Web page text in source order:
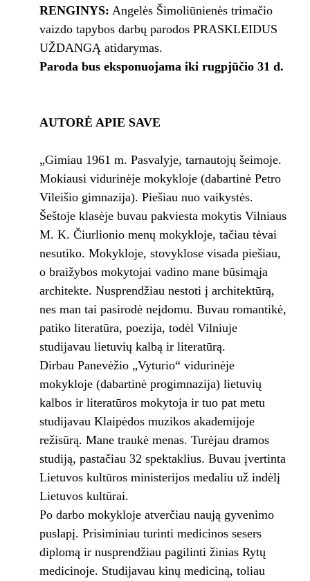
RENGINYS: Angelės Šimoliūnienės trimačio
vaizdo tapybos darbų parodos PRASKLEIDUS
UŽDANGĄ atidarymas.
Paroda bus eksponuojama iki rugpjūčio 31 d.
AUTORĖ APIE SAVE
„Gimiau 1961 m. Pasvalyje, tarnautojų šeimoje.
Mokiausi vidurinėje mokykloje (dabartinė Petro
Vileišio gimnazija). Piešiau nuo vaikystės.
Šeštoje klasėje buvau pakviesta mokytis Vilniaus
M. K. Čiurlionio menų mokykloje, tačiau tėvai
nesutiko. Mokykloje, stovyklose visada piešiau,
o braižybos mokytojai vadino mane būsimąja
architekte. Nusprendžiau nestoti į architektūrą,
nes man tai pasirodė neįdomu. Buvau romantikė,
patiko literatūra, poezija, todėl Vilniuje
studijavau lietuvių kalbą ir literatūrą.
Dirbau Panevėžio „Vyturio“ vidurinėje
mokykloje (dabartinė progimnazija) lietuvių
kalbos ir literatūros mokytoja ir tuo pat metu
studijavau Klaipėdos muzikos akademijoje
režisūrą. Mane traukė menas. Turėjau dramos
studiją, pastačiau 32 spektaklius. Buvau įvertinta
Lietuvos kultūros ministerijos medaliu už indėlį
Lietuvos kultūrai.
Po darbo mokykloje atverčiau naują gyvenimo
puslapį. Prisiminiau turinti medicinos sesers
diplomą ir nusprendžiau pagilinti žinias Rytų
medicinoje. Studijavau kinų mediciną, toliau